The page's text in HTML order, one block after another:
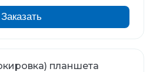
Заказать
планшета